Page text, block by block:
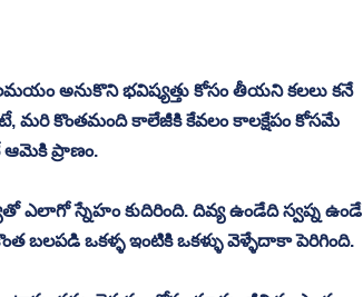
అనుకొని భవిష్యత్తు కోసం తీయని కలలు కనే
మరి కొంతమంది కాలేజీకి కేవలం కాలక్షేపం కోసమే
ఆమెకి ప్రాణం.
ఎలాగో స్నేహం కుదిరింది. దివ్య ఉండేది స్వప్న ఉండే
బలపడి ఒకళ్ళ ఇంటికి ఒకళ్ళు వెళ్ళేదాకా పెరిగింది.